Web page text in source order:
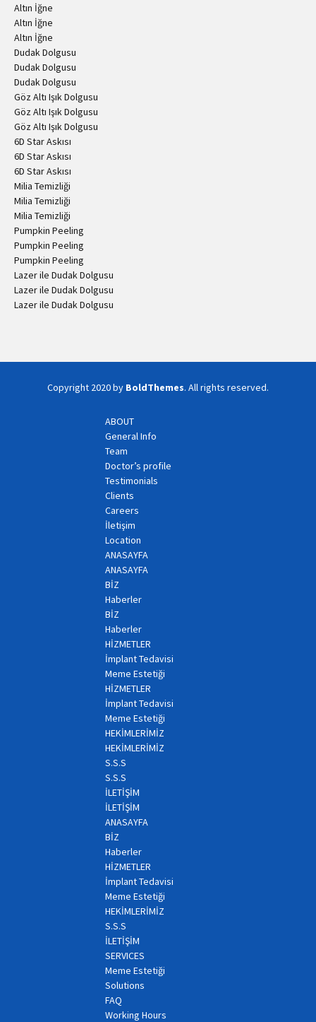
Altın İğne
Altın İğne
Altın İğne
Dudak Dolgusu
Dudak Dolgusu
Dudak Dolgusu
Göz Altı Işık Dolgusu
Göz Altı Işık Dolgusu
Göz Altı Işık Dolgusu
6D Star Askısı
6D Star Askısı
6D Star Askısı
Milia Temizliği
Milia Temizliği
Milia Temizliği
Pumpkin Peeling
Pumpkin Peeling
Pumpkin Peeling
Lazer ile Dudak Dolgusu
Lazer ile Dudak Dolgusu
Lazer ile Dudak Dolgusu
Copyright 2020 by BoldThemes. All rights reserved.
ABOUT
General Info
Team
Doctor’s profile
Testimonials
Clients
Careers
İletişim
Location
ANASAYFA
ANASAYFA
BİZ
Haberler
BİZ
Haberler
HİZMETLER
İmplant Tedavisi
Meme Estetiği
HİZMETLER
İmplant Tedavisi
Meme Estetiği
HEKİMLERİMİZ
HEKİMLERİMİZ
S.S.S
S.S.S
İLETİŞİM
İLETİŞİM
ANASAYFA
BİZ
Haberler
HİZMETLER
İmplant Tedavisi
Meme Estetiği
HEKİMLERİMİZ
S.S.S
İLETİŞİM
SERVICES
Meme Estetiği
Solutions
FAQ
Working Hours